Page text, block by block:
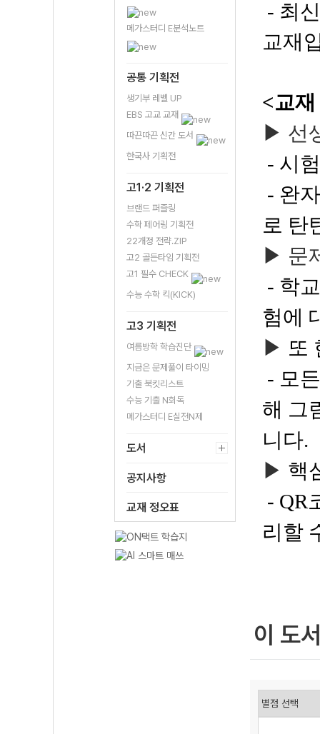
메가스터디 E분석노트
공통 기획전
생기부 레벨 UP
EBS 고교 교재
따끈따끈 신간 도서
한국사 기획전
고1·2 기획전
브랜드 퍼즐링
수학 페어링 기획전
22개정 전략.ZIP
고2 골든타임 기획전
고1 필수 CHECK
수능 수학 킥(KICK)
고3 기획전
여름방학 학습진단
지금은 문제풀이 타이밍
기출 북킷리스트
수능 기출 N회독
메가스터디 E실전N제
도서
공지사항
교재 정오표
- 최
교재
<교
▶ 선
- 시
- 완
로 탄
▶ 문
- 학
험에
▶ 또
- 모
해 그
니다.
▶ 핵
- QR
리할
이 도